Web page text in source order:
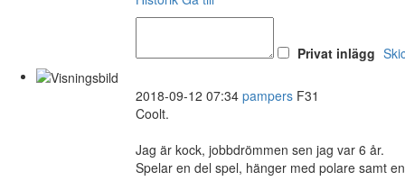
Privat inlägg
2018-09-12 07:34 pampers F31
Coolt.
Jag är kock, jobbdrömmen sen jag var 6 år.
Spelar en del spel, hänger med polare samt